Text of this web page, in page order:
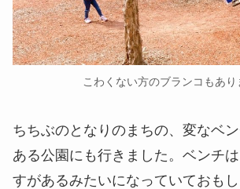
こわくない方のブランコもあり
ちちぶのとなりのまちの、変なベ
ある公園にも行きました。ベンチ
すがあるみたいになっていておもし